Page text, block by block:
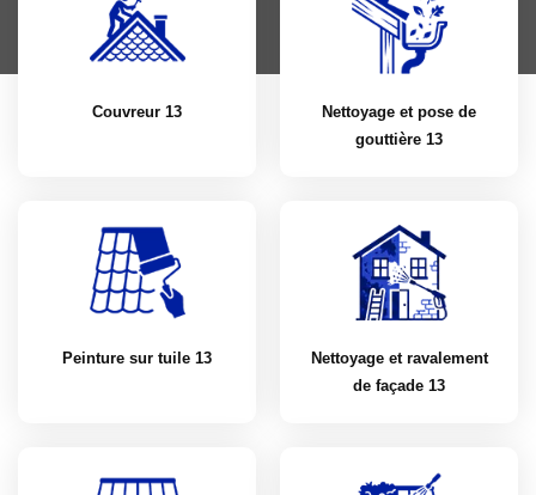
Couvreur 13
Nettoyage et pose de
gouttière 13
Peinture sur tuile 13
Nettoyage et ravalement
de façade 13